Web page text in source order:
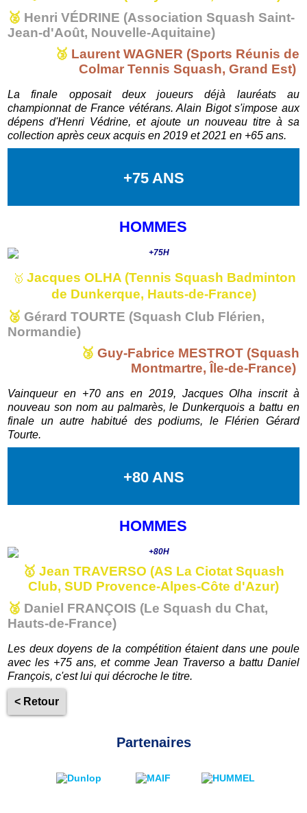
🥈 Henri VÉDRINE (Association Squash Saint-
Jean-d'Août, Nouvelle-Aquitaine)
🥉 Laurent WAGNER (Sports Réunis de
Colmar Tennis Squash, Grand Est)
La finale opposait deux joueurs déjà lauréats au
championnat de France vétérans. Alain Bigot s'impose aux
dépens d'Henri Védrine, et ajoute un nouveau titre à sa
collection après ceux acquis en 2019 et 2021 en +65 ans.
+75 ANS
HOMMES
🥇 Jacques OLHA (Tennis Squash Badminton
de Dunkerque, Hauts-de-France)
🥈 Gérard TOURTE (Squash Club Flérien,
Normandie)
🥉 Guy-Fabrice MESTROT (Squash
Montmartre, Île-de-France)
Vainqueur en +70 ans en 2019, Jacques Olha inscrit à
nouveau son nom au palmarès, le Dunkerquois a battu en
finale un autre habitué des podiums, le Flérien Gérard
Tourte.
+80 ANS
HOMMES
🥇 Jean TRAVERSO (AS La Ciotat Squash
Club, SUD Provence-Alpes-Côte d'Azur)
🥈 Daniel FRANÇOIS (Le Squash du Chat,
Hauts-de-France)
Les deux doyens de la compétition étaient dans une poule
avec les +75 ans, et comme Jean Traverso a battu Daniel
François, c'est lui qui décroche le titre.
< Retour
Partenaires